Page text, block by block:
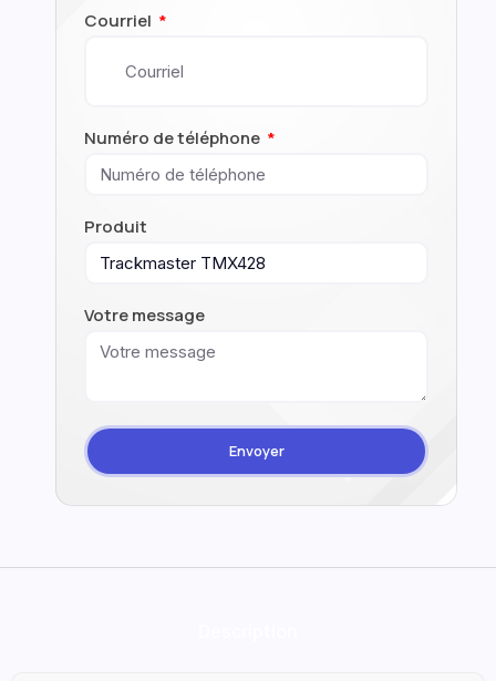
Courriel
Numéro de téléphone
Produit
Votre message
Envoyer